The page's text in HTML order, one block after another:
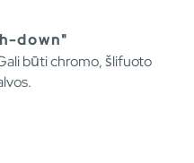
down"
būti chromo, šlifuoto